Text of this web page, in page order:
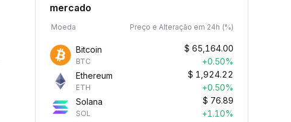
mercado
Moeda Preço e Alteração em 24h (%)
Bitcoin
BTC
$ 65,164.00
+0.50%
Ethereum
ETH
$ 1,924.22
+0.50%
Solana
SOL
$ 76.89
+1.10%